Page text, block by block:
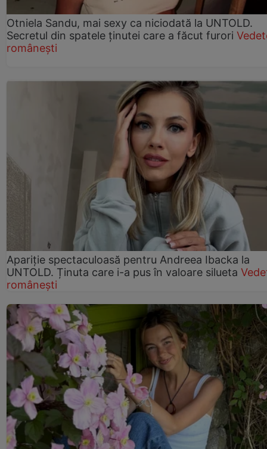
Otniela Sandu, mai sexy ca niciodată la UNTOLD.
Secretul din spatele ținutei care a făcut furori
românești
Apariție spectaculoasă pentru Andreea Ibacka la
UNTOLD. Ținuta care i-a pus în valoare silueta
românești